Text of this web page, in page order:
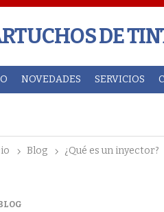
DE
NOVEDADES SERVICIOS
blog ¿qué es un inyector?